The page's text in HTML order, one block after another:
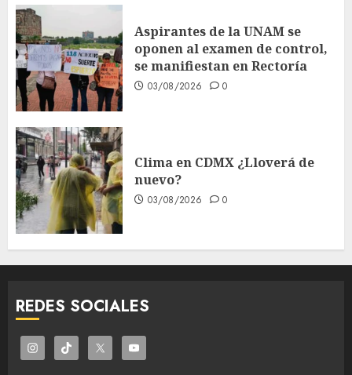
Aspirantes de la UNAM se
oponen al examen de control,
se manifiestan en Rectoría
03/08/2026 0
Clima en CDMX ¿Lloverá de
nuevo?
03/08/2026 0
REDES SOCIALES